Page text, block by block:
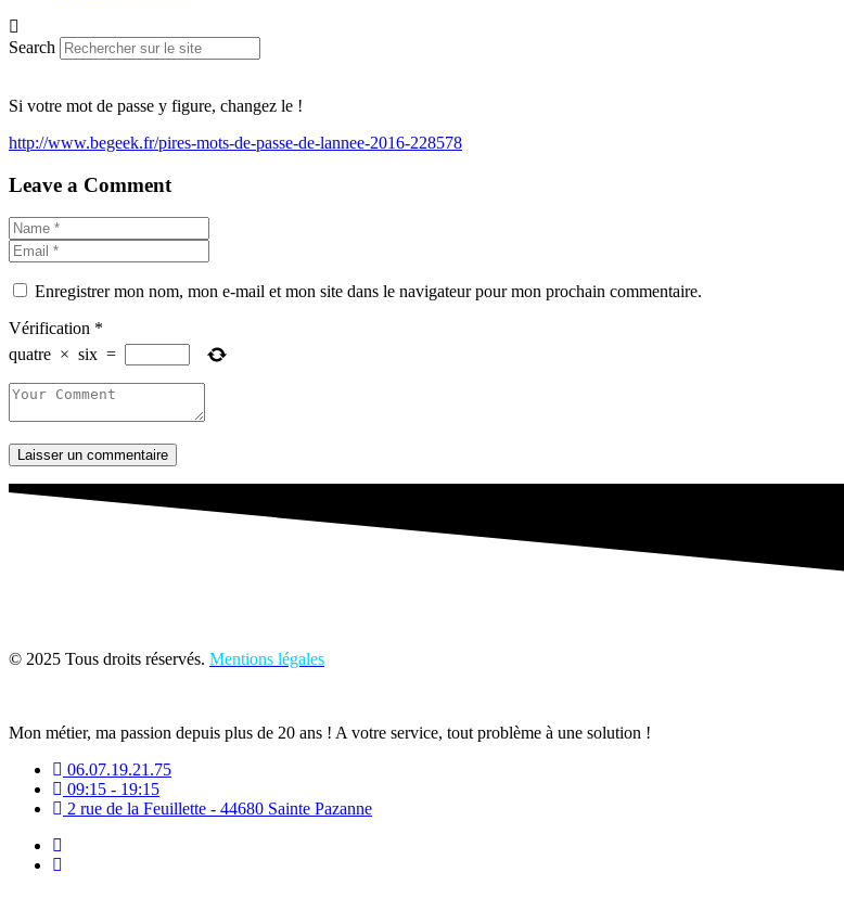
Search
Si votre mot de passe y figure, changez le !
http://www.begeek.fr/pires-mots-de-passe-de-lannee-2016-228578
Leave a Comment
Enregistrer mon nom, mon e-mail et mon site dans le navigateur pour mon prochain commentaire.
Vérification *
quatre × six =
Laisser un commentaire
© 2025 Tous droits réservés. Mentions légales
Mon métier, ma passion depuis plus de 20 ans ! A votre service, tout problème à une solution !
06.07.19.21.75
09:15 - 19:15
2 rue de la Feuillette - 44680 Sainte Pazanne